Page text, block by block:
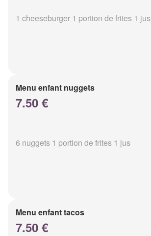
1 cheeseburger 1 portion de frites 1 jus
Menu enfant nuggets
7.50 €
6 nuggets 1 portion de frites 1 jus
Menu enfant tacos
7.50 €